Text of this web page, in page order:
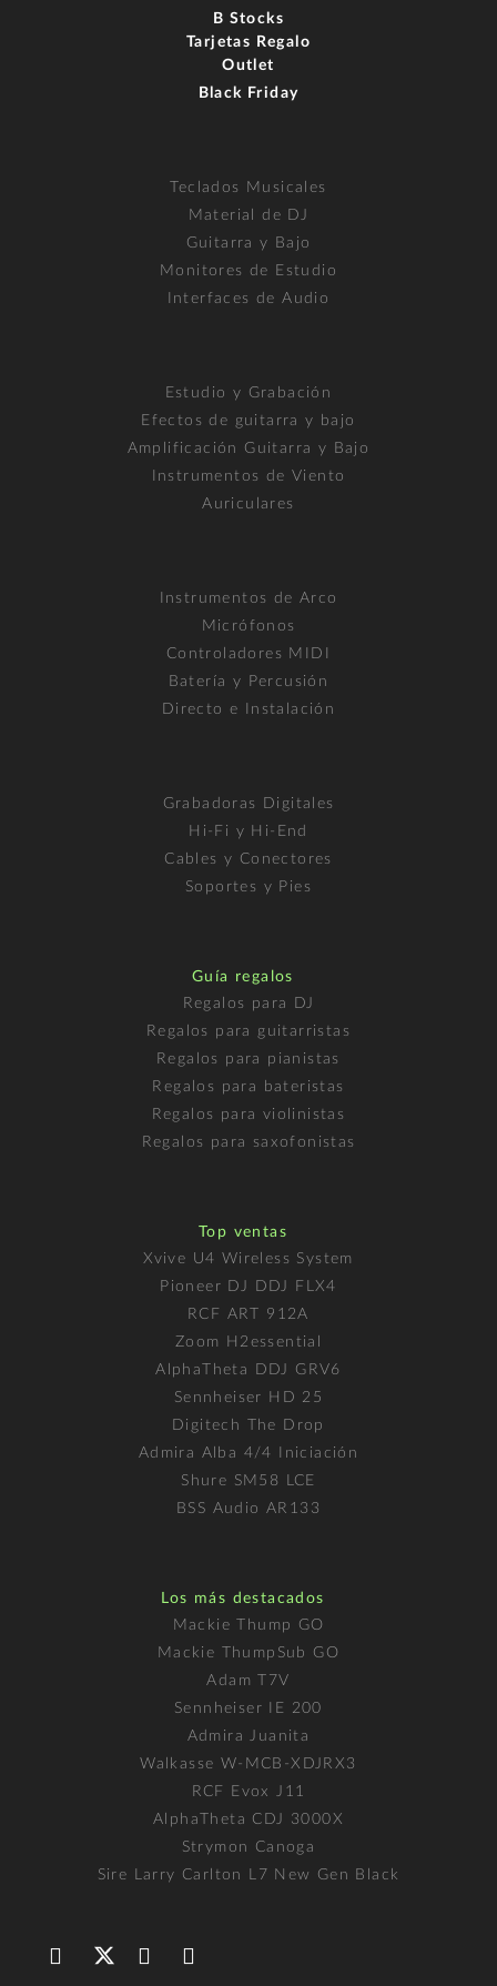
B Stocks
Tarjetas Regalo
Outlet
Black Friday
Teclados Musicales
Material de DJ
Guitarra y Bajo
Monitores de Estudio
Interfaces de Audio
Estudio y Grabación
Efectos de guitarra y bajo
Amplificación Guitarra y Bajo
Instrumentos de Viento
Auriculares
Instrumentos de Arco
Micrófonos
Controladores MIDI
Batería y Percusión
Directo e Instalación
Grabadoras Digitales
Hi-Fi y Hi-End
Cables y Conectores
Soportes y Pies
Guía regalos
Regalos para DJ
Regalos para guitarristas
Regalos para pianistas
Regalos para bateristas
Regalos para violinistas
Regalos para saxofonistas
Top ventas
Xvive U4 Wireless System
Pioneer DJ DDJ FLX4
RCF ART 912A
Zoom H2essential
AlphaTheta DDJ GRV6
Sennheiser HD 25
Digitech The Drop
Admira Alba 4/4 Iniciación
Shure SM58 LCE
BSS Audio AR133
Los más destacados
Mackie Thump GO
Mackie ThumpSub GO
Adam T7V
Sennheiser IE 200
Admira Juanita
Walkasse W-MCB-XDJRX3
RCF Evox J11
AlphaTheta CDJ 3000X
Strymon Canoga
Sire Larry Carlton L7 New Gen Black